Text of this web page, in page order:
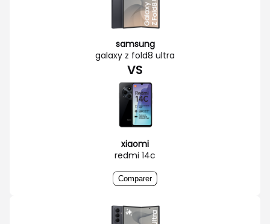
samsung
galaxy z fold8 ultra
VS
xiaomi
redmi 14c
Comparer